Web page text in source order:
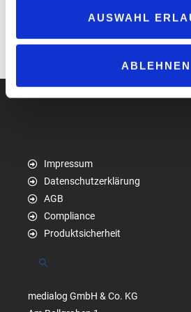
AUSWAHL
ABLEHNEN
Deutsch oder Englisch gehalten; eine
Impressum
Datenschutzerklärung
AGB
Compliance
Produktsicherheit
Suchen
medialog GmbH & Co. KG